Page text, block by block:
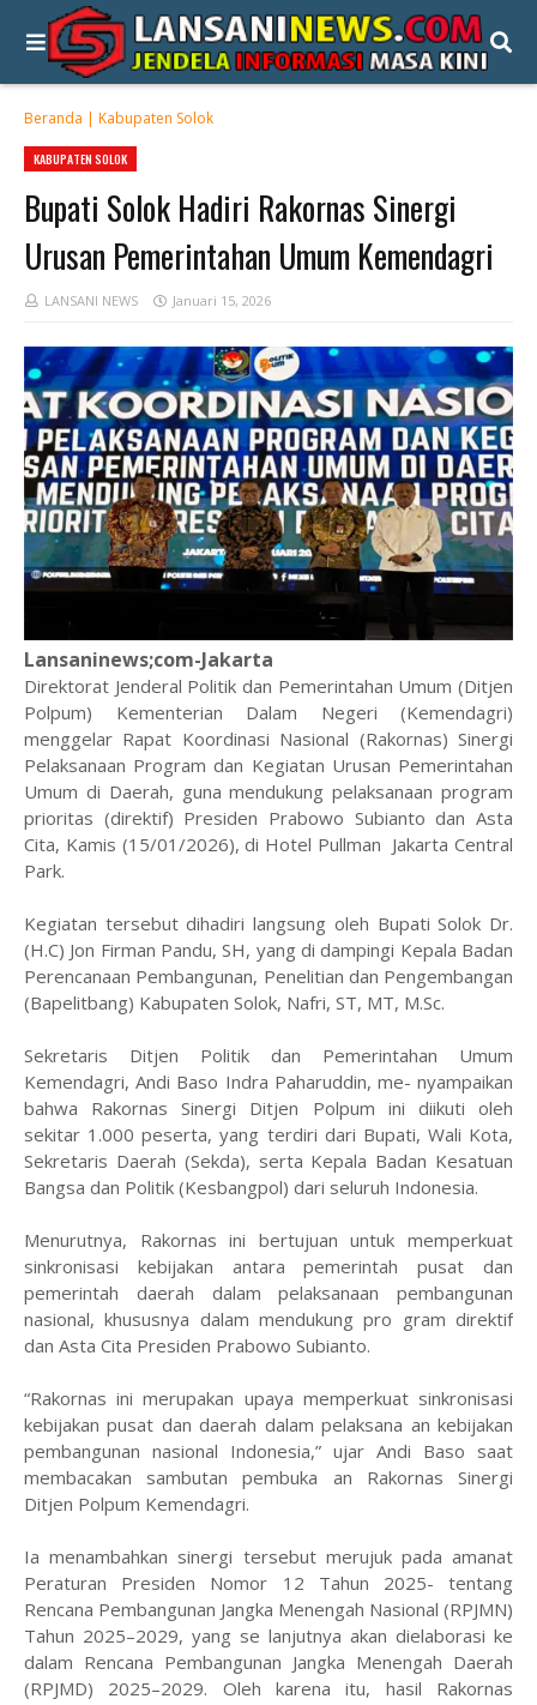
Beranda | Kabupaten Solok
KABUPATEN SOLOK
Bupati Solok Hadiri Rakornas Sinergi
Urusan Pemerintahan Umum Kemendagri
LANSANI NEWS Januari 15, 2026
Lansaninews;com-Jakarta
Direktorat Jenderal Politik dan Pemerintahan Umum (Ditjen
Polpum) Kementerian Dalam Negeri (Kemendagri)
menggelar Rapat Koordinasi Nasional (Rakornas) Sinergi
Pelaksanaan Program dan Kegiatan Urusan Pemerintahan
Umum di Daerah, guna mendukung pelaksanaan program
prioritas (direktif) Presiden Prabowo Subianto dan Asta
Cita, Kamis (15/01/2026), di Hotel Pullman Jakarta Central
Park.
Kegiatan tersebut dihadiri langsung oleh Bupati Solok Dr.
(H.C) Jon Firman Pandu, SH, yang di dampingi Kepala Badan
Perencanaan Pembangunan, Penelitian dan Pengembangan
(Bapelitbang) Kabupaten Solok, Nafri, ST, MT, M.Sc.
Sekretaris Ditjen Politik dan Pemerintahan Umum
Kemendagri, Andi Baso Indra Paharuddin, me- nyampaikan
bahwa Rakornas Sinergi Ditjen Polpum ini diikuti oleh
sekitar 1.000 peserta, yang terdiri dari Bupati, Wali Kota,
Sekretaris Daerah (Sekda), serta Kepala Badan Kesatuan
Bangsa dan Politik (Kesbangpol) dari seluruh Indonesia.
Menurutnya, Rakornas ini bertujuan untuk memperkuat
sinkronisasi kebijakan antara pemerintah pusat dan
pemerintah daerah dalam pelaksanaan pembangunan
nasional, khususnya dalam mendukung pro gram direktif
dan Asta Cita Presiden Prabowo Subianto.
“Rakornas ini merupakan upaya memperkuat sinkronisasi
kebijakan pusat dan daerah dalam pelaksana an kebijakan
pembangunan nasional Indonesia,” ujar Andi Baso saat
membacakan sambutan pembuka an Rakornas Sinergi
Ditjen Polpum Kemendagri.
Ia menambahkan sinergi tersebut merujuk pada amanat
Peraturan Presiden Nomor 12 Tahun 2025- tentang
Rencana Pembangunan Jangka Menengah Nasional (RPJMN)
Tahun 2025–2029, yang se lanjutnya akan dielaborasi ke
dalam Rencana Pembangunan Jangka Menengah Daerah
(RPJMD) 2025–2029. Oleh karena itu, hasil Rakornas